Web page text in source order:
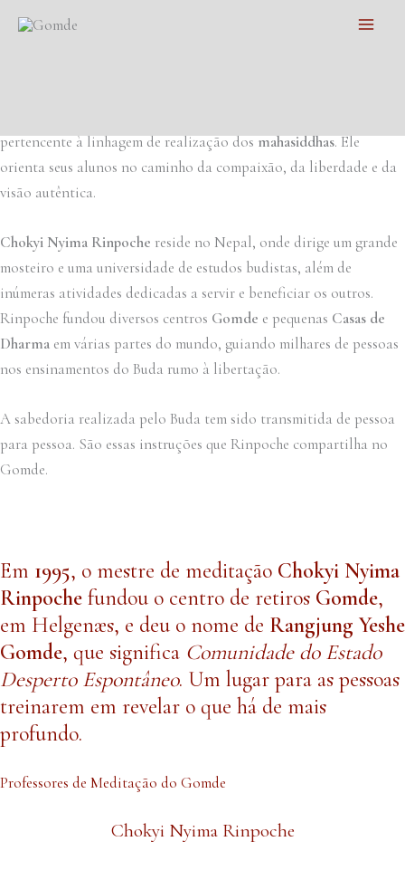
Main
Rinpoche ensina meditantes de todos os
pertencente à linhagem de realização dosmahasiddhas. Ele
orienta seus alunos no caminho da compaixão, da liberdade e da
visão autêntica.
Chokyi Nyima Rinpoche reside no Nepal, onde dirige um grande
mosteiro e uma universidade de estudos budistas, além de
inúmeras atividades dedicadas a servir e beneficiar os outros.
Rinpoche fundou diversos centros Gomde e pequenas Casas de
Dharma em várias partes do mundo, guiando milhares de pessoas
nos ensinamentos do Buda rumo à libertação.
A sabedoria realizada pelo Buda tem sido transmitida de pessoa
para pessoa. São essas instruções que Rinpoche compartilha no
Gomde.
Em 1995, o mestre de meditação Chokyi Nyima
Rinpoche fundou o centro de retiros Gomde,
em Helgenæs, e deu o nome de Rangjung Yeshe
Gomde, que significa Comunidade do Estado
Desperto Espontâneo. Um lugar para as pessoas
treinarem em revelar o que há de mais
profundo.
Professores de Meditação do Gomde
Chokyi Nyima Rinpoche